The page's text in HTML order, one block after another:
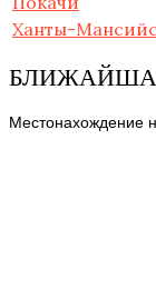
Ханты-
Местонахождение